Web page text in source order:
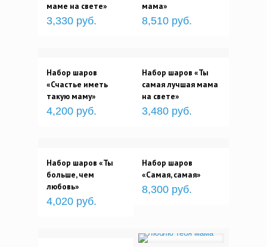
маме на свете»
3,330 руб.
мама»
8,510 руб.
Набор шаров
«Счастье иметь
такую маму»
4,200 руб.
Набор шаров «Ты
самая лучшая мама
на свете»
3,480 руб.
Набор шаров «Ты
больше, чем
любовь»
4,020 руб.
Набор шаров
«Самая, самая»
8,300 руб.